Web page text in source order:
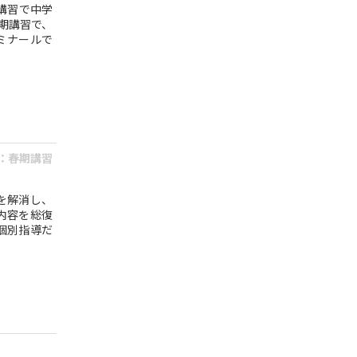
習で中学
習で、
ナールで
春期講習
消し、
容を総復
別指導だ